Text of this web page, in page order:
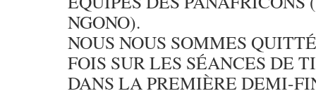
NGONO).
NOUS NOUS SOMMES
FOIS SUR LES SÉANCES DE
DANS LA PREMIÈRE DEMI-